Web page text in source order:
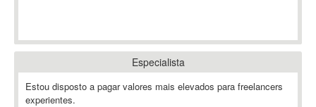
Ableton
Ableton Push
Abstract
Especialista
Estou disposto a pagar valores mais elevados para freelancers
experientes.